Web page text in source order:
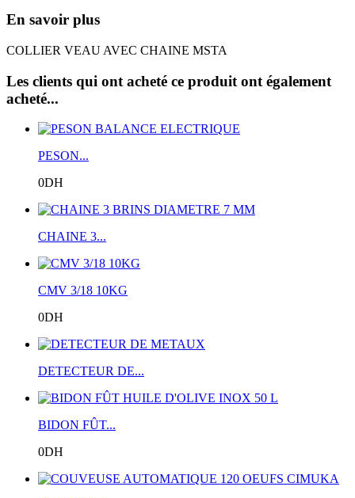
En savoir plus
COLLIER VEAU AVEC CHAINE MSTA
Les clients qui ont acheté ce produit ont également
acheté...
PESON...
0DH
CHAINE 3...
CMV 3/18 10KG
0DH
DETECTEUR DE...
BIDON FÛT...
0DH